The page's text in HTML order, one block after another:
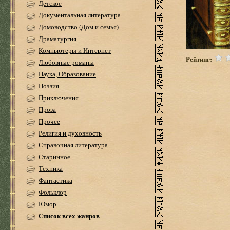
Детское
Документальная литература
Домоводство (Дом и семья)
Драматургия
Компьютеры и Интернет
Любовные романы
Наука, Образование
Поэзия
Приключения
Проза
Прочее
Религия и духовность
Справочная литература
Старинное
Техника
Фантастика
Фольклор
Юмор
Список всех жанров
Рейтинг: